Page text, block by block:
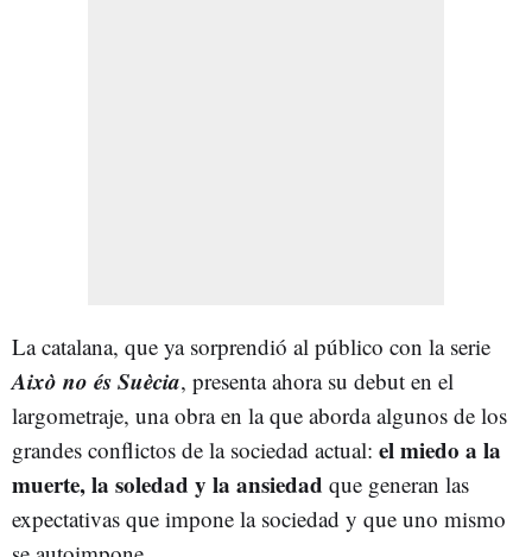
La catalana, que ya sorprendió al público con la serie
Això no és Suècia, presenta ahora su debut en el
largometraje, una obra en la que aborda algunos de los
grandes conflictos de la sociedad actual: el miedo a la
muerte, la soledad y la ansiedad que generan las
expectativas que impone la sociedad y que uno mismo